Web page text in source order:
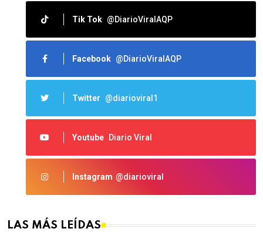
Tik Tok @DiarioViralAQP
Facebook @DiarioViralAQP
Twitter @diarioviral1
Youtube Diario Viral
Instagram @diarioviral
LAS MÁS LEÍDAS